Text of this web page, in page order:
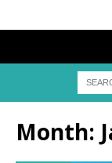
Month: